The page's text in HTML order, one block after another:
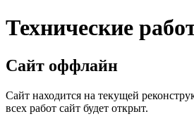
Технические
Сайт оффлайн
Сайт находится на текущей
всех работ сайт будет открыт.